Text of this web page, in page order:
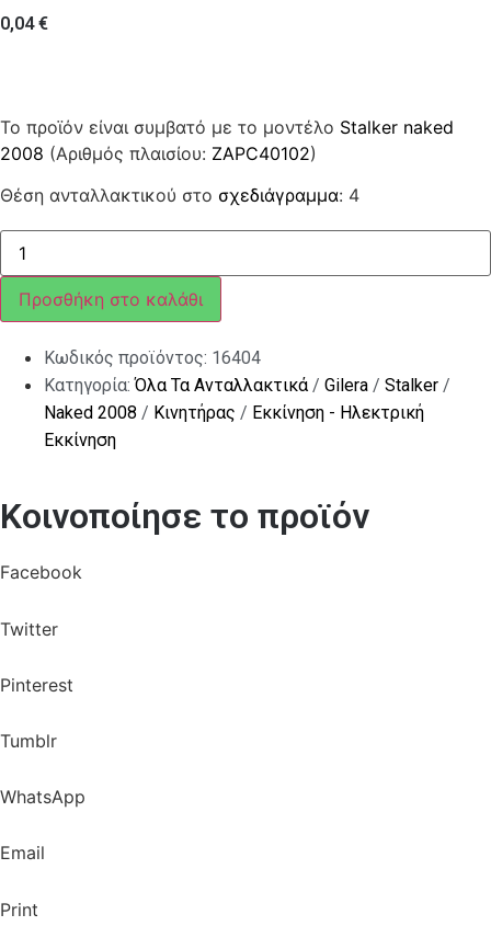
0,04€
Το προϊόν είναι συμβατό με το μοντέλο Stalker naked
2008 (Αριθμός πλαισίου: ZAPC40102)
Θέση ανταλλακτικού στο σχεδιάγραμμα: 4
ΡΟΔΕΛΛΑ
ποσότητα
Προσθήκη στο καλάθι
Κωδικός προϊόντος: 16404
Κατηγορία:Όλα Τα Ανταλλακτικά/ Gilera / Stalker /
Naked 2008 / Κινητήρας / Εκκίνηση - Ηλεκτρική
Εκκίνηση
Κοινοποίησε το προϊόν
Facebook
Twitter
Pinterest
Tumblr
WhatsApp
Email
Print